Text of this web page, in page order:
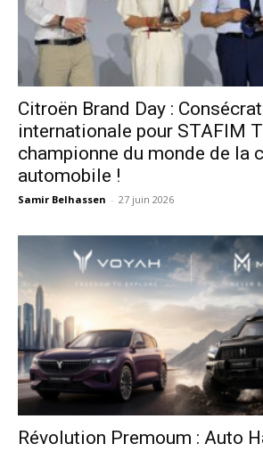
Citroën Brand Day :
internationale pour STAFIM
championne du monde de la
automobile !
Samir Belhassen - 27 juin 2026
Révolution Premoum : Auto